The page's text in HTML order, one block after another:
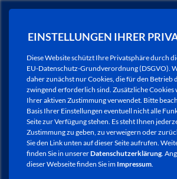
EINSTELLUNGEN IHRER
Diese Website schützt Ihre Privatsphäre durch
EU-Datenschutz-Grundverordnung (DSGVO).
daher zunächst nur Cookies, die für den Betrieb
zwingend erforderlich sind. Zusätzliche Cookies
Ihrer aktiven Zustimmung verwendet. Bitte
Basis Ihrer Einstellungen eventuell nicht alle
Seite zur Verfügung stehen. Es steht Ihnen
Zustimmung zu geben, zu verweigern oder
Sie den Link unten auf dieser Seite aufrufen.
finden Sie in unsererDatenschutzerklärung.
dieser Webseite finden Sie im Impressum.
AKTUELLES